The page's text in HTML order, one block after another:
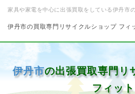
家具や家電を中心に出張買取をしている伊丹市
伊丹市の買取専門リサイクルショップ フィ
伊丹市の出張買取専門リ
フィット